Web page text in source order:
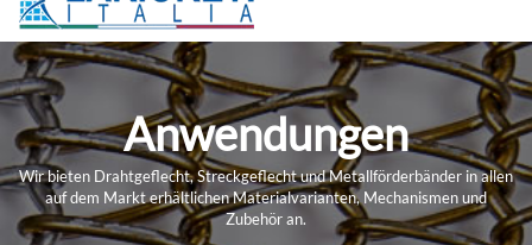
Anwendungen
Wir bieten Drahtgeflecht, Streckgeflecht und Metallförderbänder in allen
auf dem Markt erhältlichen Materialvarianten, Mechanismen und
Zubehör an.